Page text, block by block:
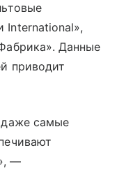
International»,
Данные
приводит
даже самые
—